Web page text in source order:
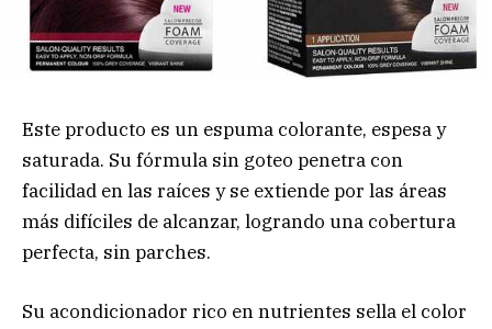
Este producto es un espuma colorante, espesa y
saturada. Su fórmula sin goteo penetra con
facilidad en las raíces y se extiende por las áreas
más difíciles de alcanzar, logrando una cobertura
perfecta, sin parches.
Su acondicionador rico en nutrientes sella el color